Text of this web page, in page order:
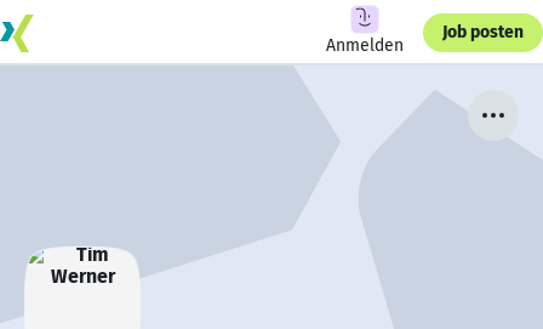
Anmelden
Job posten